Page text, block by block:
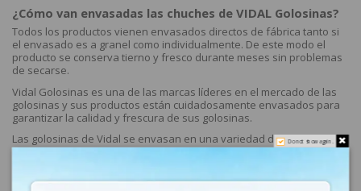
¿Cómo van envasadas las chuches de VIDAL Golosinas?
Todos los productos vienen envasados directos de fábrica tanto si
el envasado es a granel como individualmente. De este modo el
producto se conserva tierno y fresco durante meses sin problemas
de secarse.
Vidal Golosinas es una de las marcas líderes en el mercado de las
golosinas y sus productos están cuidadosamente envasados para
garantizar la calidad y frescura de sus golosinas.
Las golosinas de Vidal se envasan en una variedad de formatos,
incluyendo bolsas de diferentes tamaños, cajas y paquetes
Los envases están hechos de materiales de alta calidad y
Do not show again.